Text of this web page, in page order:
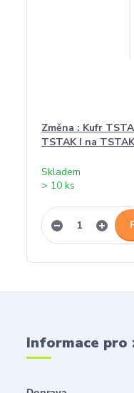
Změna : Kufr
TSTAK I na
Skladem
> 10 ks
Informace pro